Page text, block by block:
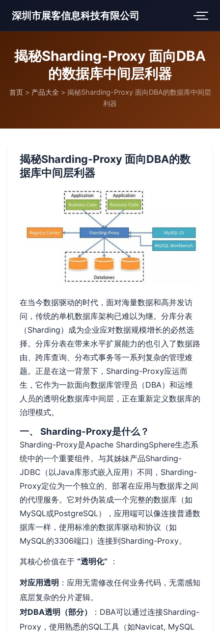
深圳市展客信息科技有限公司
揭秘Sharding-Proxy 面向DBA
的数据库中间层利器
首页 > 产品大全 > 揭秘Sharding-Proxy 面向DBA的数据库中间层
利器
揭秘Sharding-Proxy 面向DBA的数
据库中间层利器
在当今数据驱动的时代，面对海量数据和高并发访
问，传统的单机数据库架构已难以为继。分库分表
（Sharding）成为企业应对数据规模增长的必然选
择。分库分表在带来水平扩展能力的也引入了数据路
由、跨库查询、分布式事务等一系列复杂的管理难
题。正是在这一背景下，Sharding-Proxy应运而
生，它作为一款面向数据库管理员（DBA）和运维
人员的透明化数据库中间层，正在重新定义数据库的
治理模式。
一、 Sharding-Proxy是什么？
Sharding-Proxy是Apache ShardingSphere生态系
统中的一个重要组件。与其姊妹产品Sharding-
JDBC（以Java库形式嵌入应用）不同，Sharding-
Proxy定位为一个独立的、部署在应用与数据库之间
的代理服务。它对外伪装成一个完整的数据库（如
MySQL或PostgreSQL），应用端可以像连接普通数
据库一样，使用标准的数据库驱动和协议（如
MySQL的3306端口）连接到Sharding-Proxy。
其核心价值在于 “透明化” ：
对应用透明 ：应用无需修改任何业务代码，无需感知
底层复杂的分片逻辑。
对DBA透明（部分）
：DBA可以通过连接Sharding-
Proxy，使用熟悉的SQL工具（如Navicat, MySQL